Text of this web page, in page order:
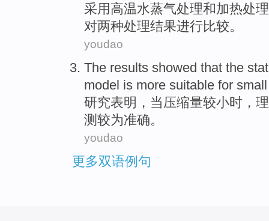
采用 高温水蒸气处理和加热处理
对两种处理结果进行比较。
youdao
The results showed that the
model is more suitable for
研究表明， 当 压缩量较小时，
测较为准确。
youdao
更多双语例句